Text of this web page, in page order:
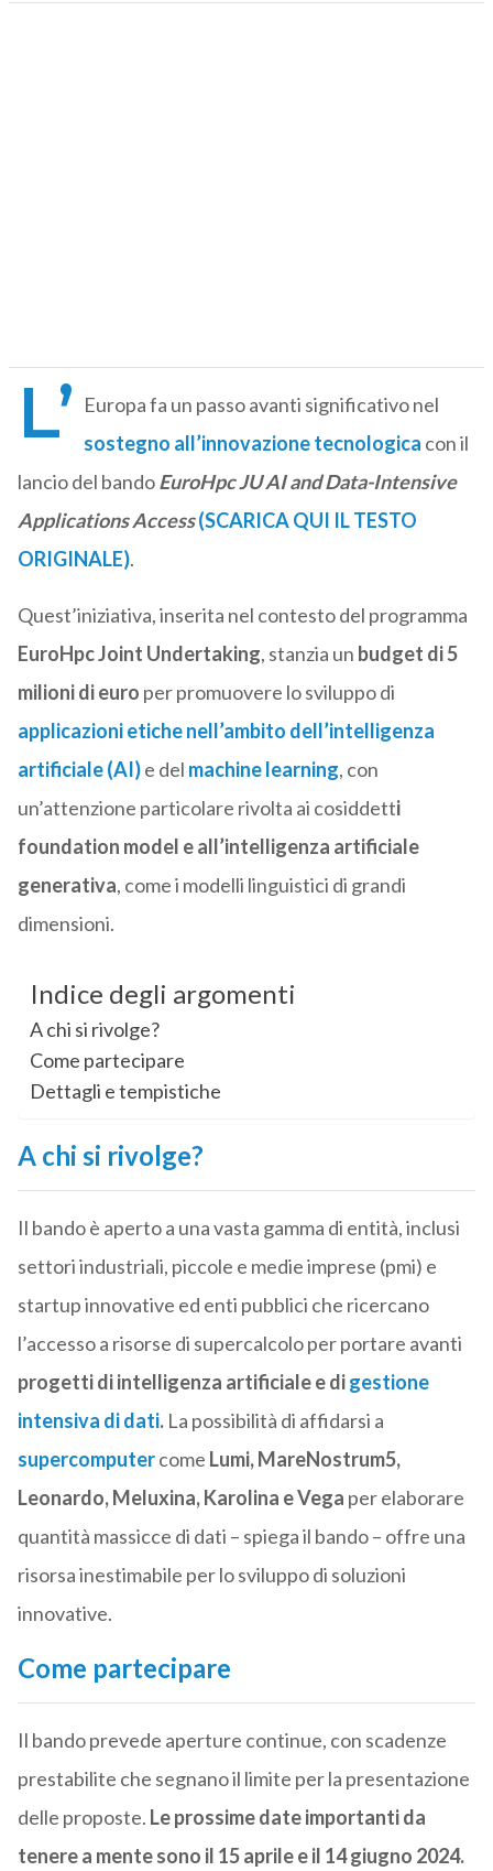
L’ Europa fa un passo avanti significativo nel
sostegno all’innovazione tecnologica con il
lancio del bandoEuroHpc JU AI and Data-Intensive
Applications Access(SCARICA QUI IL TESTO
ORIGINALE).
Quest’iniziativa, inserita nel contesto del programma
EuroHpc Joint Undertaking, stanzia un budget di 5
milioni di euro per promuovere lo sviluppo di
applicazioni etiche nell’ambito dell’intelligenza
artificiale (AI)e del machine learning, con
un’attenzione particolare rivolta ai cosiddetti
foundation model e all’intelligenza artificiale
generativa, come i modelli linguistici di grandi
dimensioni.
Indice degli argomenti
A chi si rivolge?
Come partecipare
Dettagli e tempistiche
A chi si rivolge?
Il bando è aperto a una vasta gamma di entità, inclusi
settori industriali, piccole e medie imprese (pmi) e
startup innovative ed enti pubblici che ricercano
l’accesso a risorse di supercalcolo per portare avanti
progetti di intelligenza artificiale e digestione
intensiva di dati.La possibilità di affidarsi a
supercomputercome Lumi, MareNostrum5,
Leonardo, Meluxina, Karolina e Vega per elaborare
quantità massicce di dati – spiega il bando – offre una
risorsa inestimabile per lo sviluppo di soluzioni
innovative.
Come partecipare
Il bando prevede aperture continue, con scadenze
prestabilite che segnano il limite per la presentazione
delle proposte. Le prossime date importanti da
tenere a mente sono il 15 aprile e il 14 giugno 2024.